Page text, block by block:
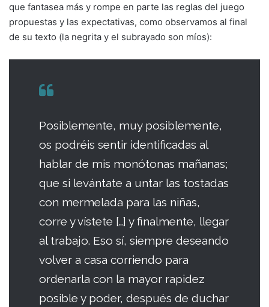
que fantasea más y rompe en parte las reglas del juego
propuestas y las expectativas, como observamos al final
de su texto (la negrita y el subrayado son míos):
Posiblemente, muy posiblemente,
os podréis sentir identificadas al
hablar de mis monótonas mañanas;
que si levántate a untar las tostadas
con mermelada para las niñas,
corre y vístete […] y finalmente, llegar
al trabajo. Eso sí, siempre deseando
volver a casa corriendo para
ordenarla con la mayor rapidez
posible y poder, después de duchar